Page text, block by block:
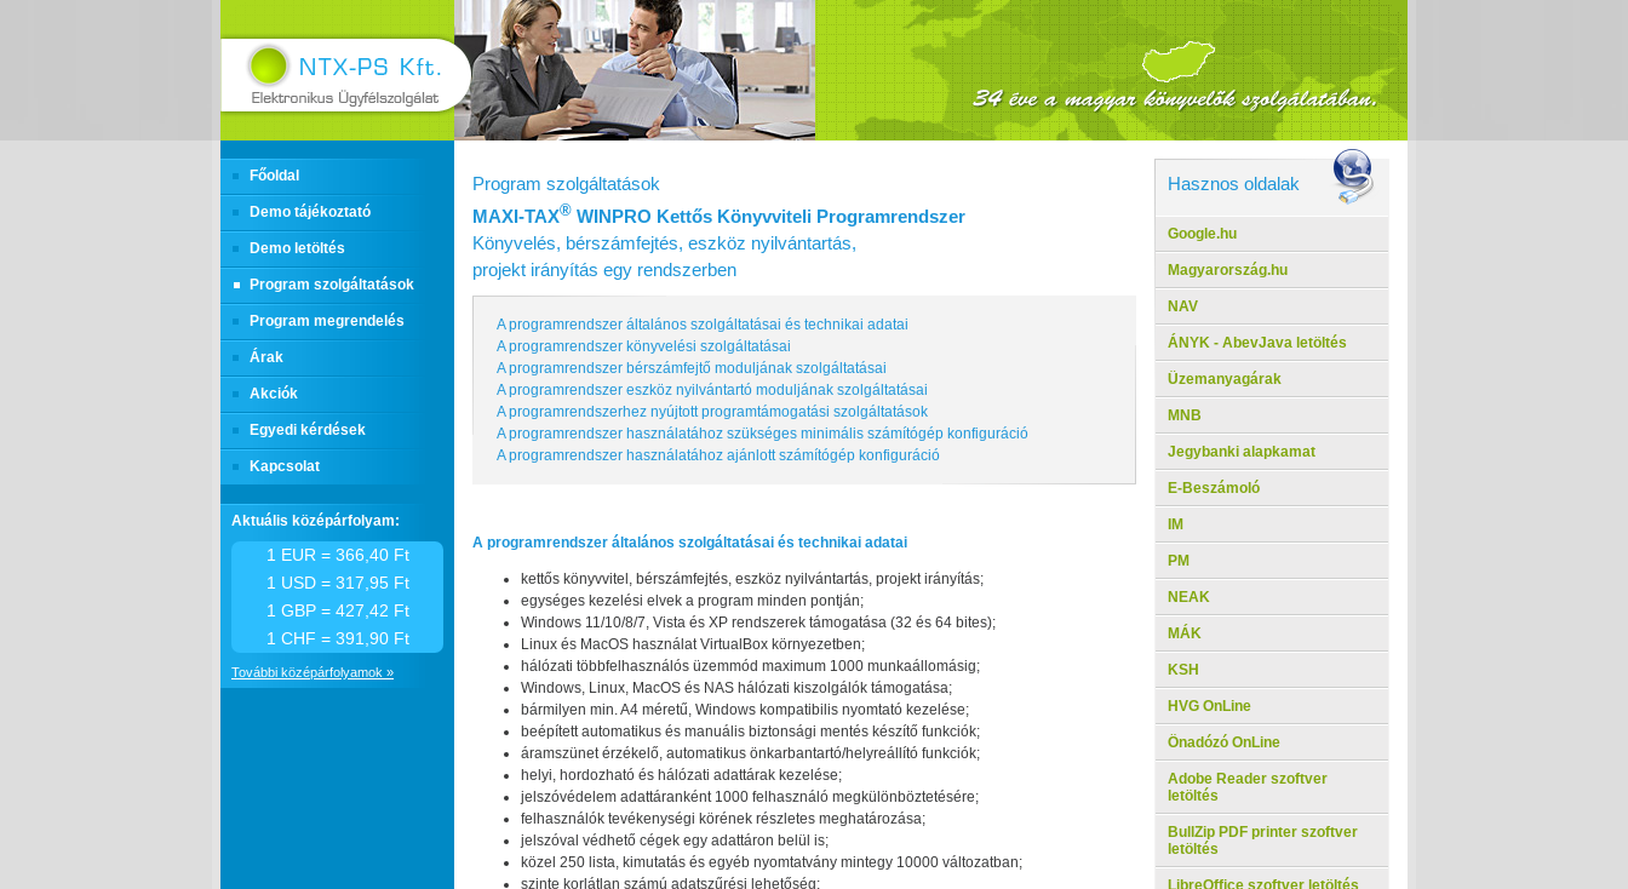
Főoldal
Demo tájékoztató
Demo letöltés
Program szolgáltatások
Program megrendelés
Árak
Akciók
Egyedi kérdések
Kapcsolat
Program szolgáltatások
MAXI‑TAX® WINPRO Kettős Könyvviteli Programrendszer
Könyvelés, bérszámfejtés, eszköz nyilvántartás,
projekt irányítás egy rendszerben
A programrendszer általános szolgáltatásai és technikai adatai
A programrendszer könyvelési szolgáltatásai
A programrendszer bérszámfejtő moduljának szolgáltatásai
A programrendszer eszköz nyilvántartó moduljának szolgáltatásai
A programrendszerhez nyújtott programtámogatási szolgáltatások
A programrendszer használatához szükséges minimális számítógép konfiguráció
A programrendszer használatához ajánlott számítógép konfiguráció
A programrendszer általános szolgáltatásai és technikai adatai
kettős könyvvitel, bérszámfejtés, eszköz nyilvántartás, projekt irányítás;
egységes kezelési elvek a program minden pontján;
Windows 11/10/8/7, Vista és XP rendszerek támogatása (32 és 64 bites);
Linux és MacOS használat VirtualBox környezetben;
hálózati többfelhasználós üzemmód maximum 1000 munkaállomásig;
Windows, Linux, MacOS és NAS hálózati kiszolgálók támogatása;
bármilyen min. A4 méretű, Windows kompatibilis nyomtató kezelése;
beépített automatikus és manuális biztonsági mentés készítő funkciók;
áramszünet érzékelő, automatikus önkarbantartó/helyreállító funkciók;
helyi, hordozható és hálózati adattárak kezelése;
jelszóvédelem adattáranként 1000 felhasználó megkülönböztetésére;
felhasználók tevékenységi körének részletes meghatározása;
jelszóval védhető cégek egy adattáron belül is;
közel 250 lista, kimutatás és egyéb nyomtatvány mintegy 10000 változatban;
szinte korlátlan számú adatszűrési lehetőség;
Hasznos oldalak
Google.hu
Magyarország.hu
NAV
ÁNYK - AbevJava letöltés
Üzemanyagárak
MNB
Jegybanki alapkamat
E-Beszámoló
IM
PM
NEAK
MÁK
KSH
HVG OnLine
Önadózó OnLine
Adobe Reader szoftver
letöltés
BullZip PDF printer szoftver
letöltés
LibreOffice szoftver letöltés
Aktuális középárfolyam:
1 EUR = 366,40 Ft
1 USD = 317,95 Ft
1 GBP = 427,42 Ft
1 CHF = 391,90 Ft
További középárfolyamok »